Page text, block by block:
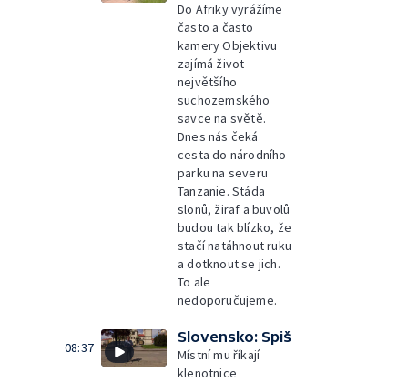
Do Afriky vyrážíme
často a často
kamery Objektivu
zajímá život
největšího
suchozemského
savce na světě.
Dnes nás čeká
cesta do národního
parku na severu
Tanzanie. Stáda
slonů, žiraf a buvolů
budou tak blízko, že
stačí natáhnout ruku
a dotknout se jich.
To ale
nedoporučujeme.
08:37
Slovensko: Spiš
Místní mu říkají
klenotnice